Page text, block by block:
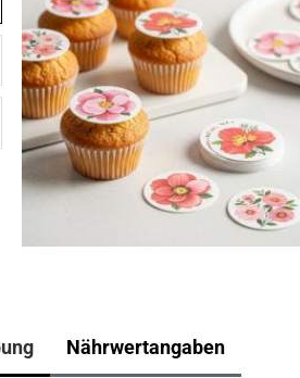
Nährwertangaben